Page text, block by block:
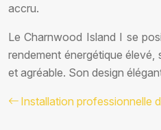
accru.
Le Charnwood Island I se
rendement énergétique
et agréable. Son design
Installation professionnelle